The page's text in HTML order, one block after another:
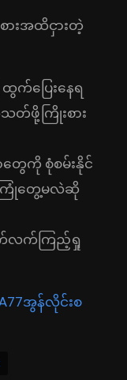
းအထိငှားတဲ့
ပြေးနေရ
ဖို့ကြိုးစား
ေကို စုံစမ်းနိုင်
ကြုံတွေ့မလဲဆို
က်လက်ကြည့်ရှု
အွန်လိုင်းစ